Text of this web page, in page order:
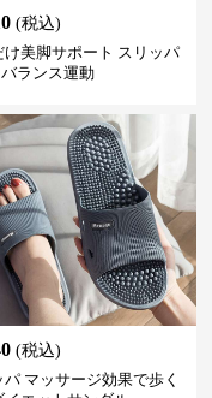
(税込)
け美脚サポート スリッパ
ランス運動
(税込)
パ マッサージ効果で歩く